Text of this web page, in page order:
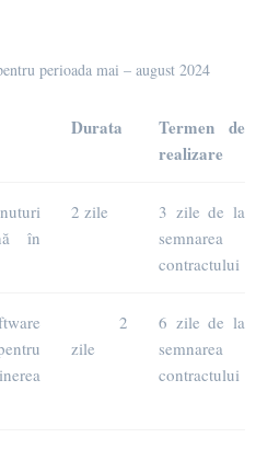
perioada mai – august 2024
Durata
Termen de
realizare
în
2 zile
3 zile de la
semnarea
contractului
2
zile
6 zile de la
semnarea
contractului